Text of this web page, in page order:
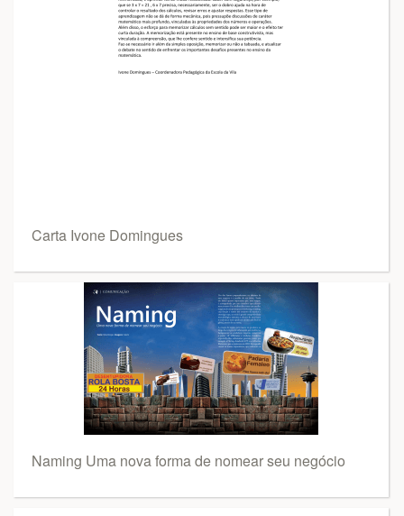
Carta Ivone Domingues
Naming Uma nova forma de nomear seu negócio